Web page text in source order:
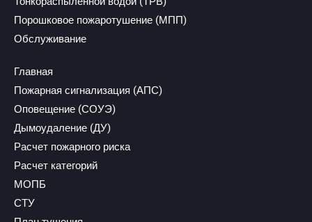
Главная
Пожарная сигнализация (АПС)
Оповещение (СОУЭ)
Дымоудаление (ДУ)
Расчет пожарного риска
Расчет категорий
МОПБ
СТУ
Порошковое пожаротушение (МПП)
Обслуживание